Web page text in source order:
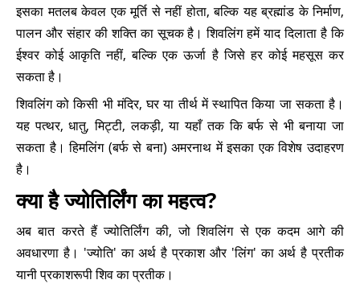
इसका मतलब केवल एक मूर्ति से नहीं होता, बल्कि यह ब्रह्मांड के निर्माण,
पालन और संहार की शक्ति का सूचक है। शिवलिंग हमें याद दिलाता है कि
ईश्वर कोई आकृति नहीं, बल्कि एक ऊर्जा है जिसे हर कोई महसूस कर
सकता है।
शिवलिंग को किसी भी मंदिर, घर या तीर्थ में स्थापित किया जा सकता है।
यह पत्थर, धातु, मिट्टी, लकड़ी, या यहाँ तक कि बर्फ से भी बनाया जा
सकता है। हिमलिंग (बर्फ से बना) अमरनाथ में इसका एक विशेष उदाहरण
है।
क्या है ज्योतिर्लिंग का महत्व?
अब बात करते हैं ज्योतिर्लिंग की, जो शिवलिंग से एक कदम आगे की
अवधारणा है। 'ज्योति' का अर्थ है प्रकाश और 'लिंग' का अर्थ है प्रतीक
यानी प्रकाशरूपी शिव का प्रतीक।